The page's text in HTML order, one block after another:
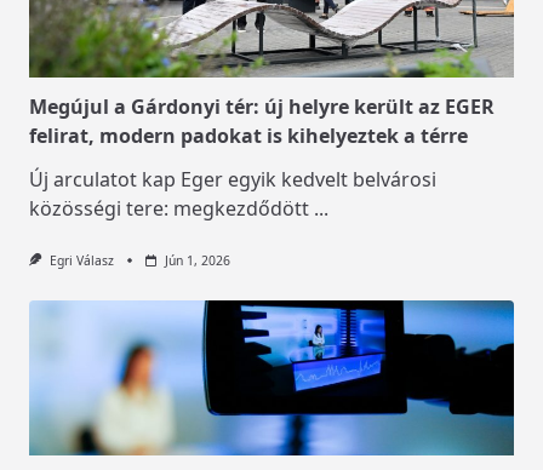
Megújul a Gárdonyi tér: új helyre került az EGER
felirat, modern padokat is kihelyeztek a térre
Új arculatot kap Eger egyik kedvelt belvárosi
közösségi tere: megkezdődött ...
Egri Válasz Jún 1, 2026